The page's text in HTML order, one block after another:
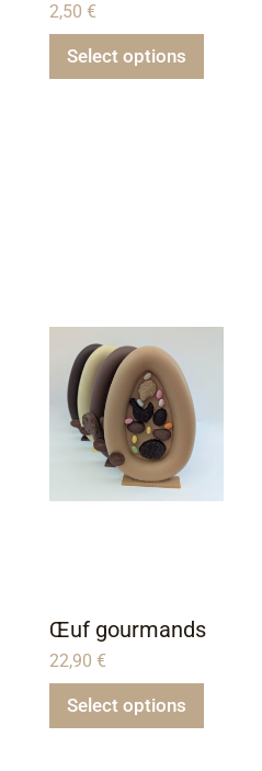
2,50 €
Select options
Œuf gourmands
22,90 €
Select options